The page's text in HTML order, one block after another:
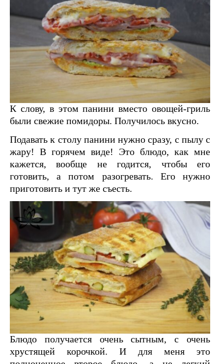
К слову, в этом панини вместо овощей-гриль
были свежие помидоры. Получилось вкусно.
Подавать к столу панини нужно сразу, с пылу с
жару! В горячем виде! Это блюдо, как мне
кажется, вообще не годится, чтобы его
готовить, а потом разогревать. Его нужно
приготовить и тут же съесть.
Блюдо получается очень сытным, с очень
хрустящей корочкой. И для меня это